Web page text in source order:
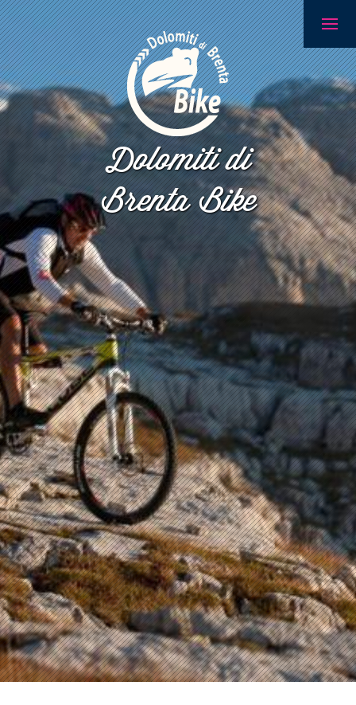
Dolomiti di
Brenta Bike